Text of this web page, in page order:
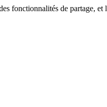
fonctionnalités de partage, et